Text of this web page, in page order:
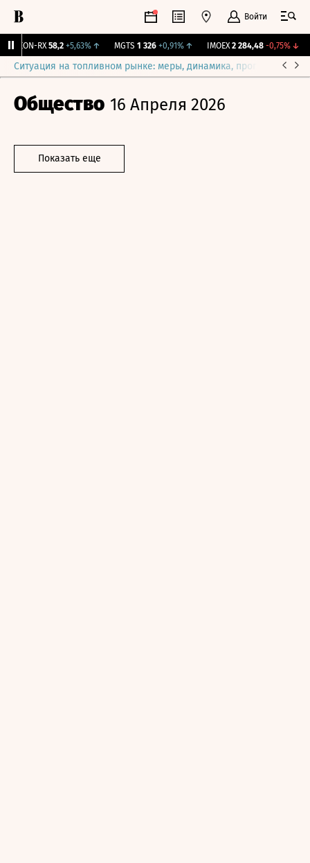
Войти
VEON-RX 58,2 +5,63%↑ MGTS 1 326 +0,91% ↑ IMOEX 2 284,48 -0,75%↓
Ситуация на топливном рынке: меры, динамика, прогнозы
Общество 16 Апреля 2026
Показать еще